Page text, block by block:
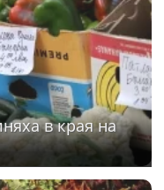
в края на